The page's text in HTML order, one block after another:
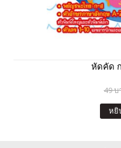
หัดคัด
49 บ
หยิ